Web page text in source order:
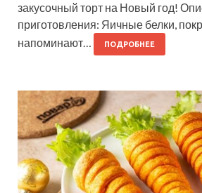
закусочный торт на Новый год!
приготовления: Яичные белки,
напоминают…
ПОДРОБНЕЕ